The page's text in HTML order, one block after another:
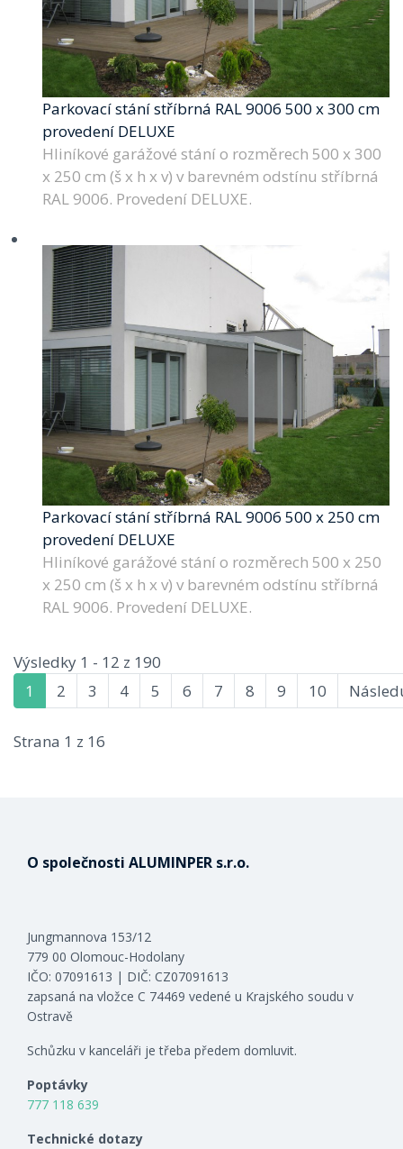
Parkovací stání stříbrná RAL 9006 500 x 300 cm
provedení DELUXE
Hliníkové garážové stání o rozměrech 500 x 300
x 250 cm (š x h x v) v barevném odstínu stříbrná
RAL 9006. Provedení DELUXE.
Parkovací stání stříbrná RAL 9006 500 x 250 cm
provedení DELUXE
Hliníkové garážové stání o rozměrech 500 x 250
x 250 cm (š x h x v) v barevném odstínu stříbrná
RAL 9006. Provedení DELUXE.
Výsledky 1 - 12 z 190
1
2 3 4 5 6 7 8 9 10
Strana 1 z 16
O společnosti ALUMINPER s.r.o.
Jungmannova 153/12
779 00 Olomouc-Hodolany
IČO: 07091613 | DIČ: CZ07091613
zapsaná na vložce C 74469 vedené u Krajského soudu v
Ostravě
Schůzku v kanceláři je třeba předem domluvit.
Poptávky
777 118 639
Technické dotazy